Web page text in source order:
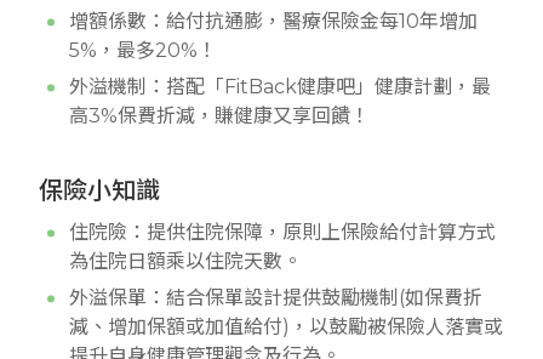
增額係數：給付抗通膨，醫療保險金每10年增加
5%，最多20%！
外溢機制：搭配「FitBack健康吧」健康計劃，最
高3%保費折減，賺健康又享回饋！
保險小知識
住院險：提供住院保障，原則上保險給付計算方式
為住院日額乘以住院天數。
外溢保單：結合保單設計提供鼓勵機制(如保費折
減、增加保額或加值給付)，以鼓勵被保險人落實或